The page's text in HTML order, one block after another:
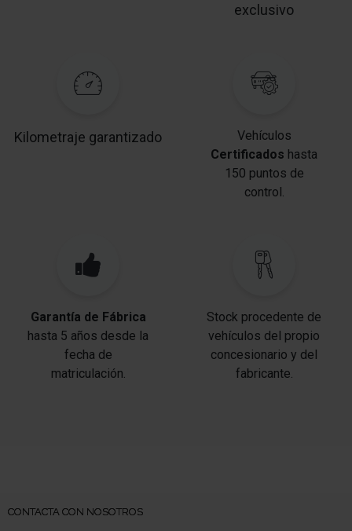
exclusivo
Kilometraje garantizado
Vehículos
Certificados hasta
150 puntos de
control.
Garantía de Fábrica
hasta 5 años desde la
fecha de
matriculación.
Stock procedente de
vehículos del propio
concesionario y del
fabricante.
CONTACTA CON NOSOTROS